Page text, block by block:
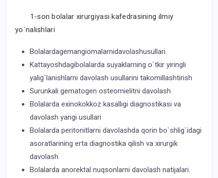
1-son bolalar xirurgiyasi kafedrasining ilmiy
yo`nalishlari
Bolalardagemangiomalarnidavolashusullari.
Kattayoshdagibolalarda suyaklarning o`tkir yiringli
yalig`lanishlarni davolash usullarini takomillashtirish
Surunkali gematogen osteomielitni davolash.
Bolalarda exinokokkoz kasalligi diagnostikasi va
davolash yangi usullari
Bolalarda peritonitlarni davolashda qorin bo`shlig`idagi
asoratlarining erta diagnostika qilish va xirurgik
davolash
Bolalarda anorektal nuqsonlarni davolash natijalari.